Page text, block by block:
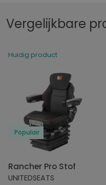
Vergelijkbare
Huidig product
Populair
Rancher Pro Stof
UNITEDSEATS